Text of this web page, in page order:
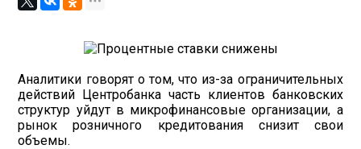
Аналитики говорят о том, что из-за ограничительных
действий Центробанка часть клиентов банковских
структур уйдут в микрофинансовые организации, а
рынок розничного кредитования снизит свои
объемы.